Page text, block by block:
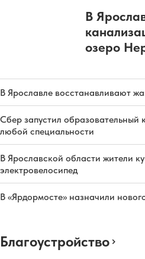
В
озеро
В Ярославле восстанавливают
Сбер запустил образовательный
любой специальности
В Ярославской области жители
электровелосипед
В «Ярдормосте» назначили
Благоустройство